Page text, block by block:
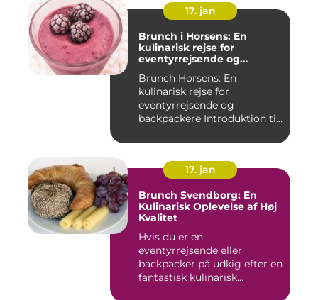
17. jan
Brunch i Horsens: En
kulinarisk rejse for
eventyrrejsende og
Brunch Horsens: En
kulinarisk rejse for
eventyrrejsende og
backpackere Introduktion til
17. jan
Brunch Svendborg: En
Kulinarisk Oplevelse af Høj
Kvalitet
Hvis du er en
eventyrrejsende eller
backpacker på udkig efter en
fantastisk kulinarisk